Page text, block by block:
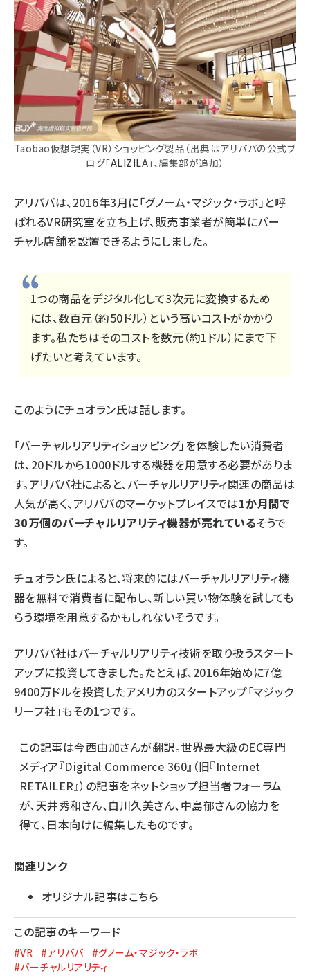
Taobao仮想現実（VR）ショッピング製品（出典はアリババの公式ブ
ログ「ALIZILA」、編集部が追加）
アリババは、2016年3月に「グノーム・マジック・ラボ 」と呼
ばれるVR研究室を立ち上げ、販売事業者が簡単にバー
チャル店舗を設置できるようにしました。
1つの商品をデジタル化して3次元に変換するため
には、数百元（約50ドル）という高いコストがかかり
ます。私たちはそのコストを数元（約1ドル）にまで下
げたいと考えています。
このようにチュオラン氏は話します。
「バーチャルリアリティショッピング」を体験したい消費者
は、20ドルから1000ドルする機器を用意する必要がありま
す。アリババ社によると、バーチャルリアリティ関連の商品は
人気が高く、アリババのマーケットプレイスでは1か月間で
30万個のバーチャルリアリティ機器が売れているそうで
す。
チュオラン氏によると、将来的にはバーチャルリアリティ機
器を無料で消費者に配布し、新しい買い物体験を試しても
らう環境を用意するかもしれないそうです。
アリババ社はバーチャルリアリティ技術を取り扱うスタート
アップに投資してきました。たとえば、2016年始めに7億
9400万ドルを投資したアメリカのスタートアップ「マジック
リープ社」もその1つです。
この記事は今西由加さんが翻訳。世界最大級のEC専門
メディア『Digital Commerce 360』（旧『Internet
RETAILER』）の記事をネットショップ担当者フォーラム
が、天井秀和さん、 白川久美さん、 中島郁さんの協力を
得て、日本向けに編集したものです。
関連リンク
オリジナル記事はこちら
この記事のキーワード
#VR #アリババ
#グノーム・マジック・ラボ
#バーチャルリアリティ